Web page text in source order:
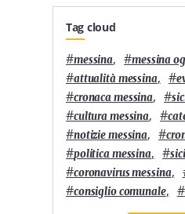
Tag cloud
#messina, #messina
#attualità messina, #
#cronaca messina, #
#cultura messina, #
#notizie messina, #
#politica messina, #
#coronavirus messina,
#consiglio comunale, #